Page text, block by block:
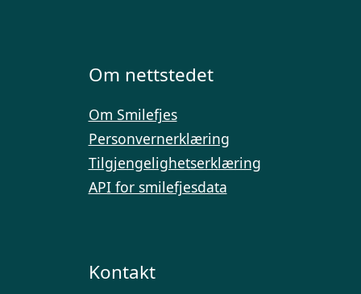
Om nettstedet
Om Smilefjes
Personvernerklæring
Tilgjengelighetserklæring
API for smilefjesdata
Kontakt